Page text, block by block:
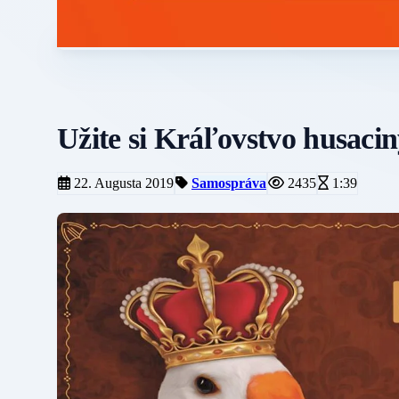
Užite si Kráľovstvo
22. Augusta 2019 Samospráva 2435 1:39